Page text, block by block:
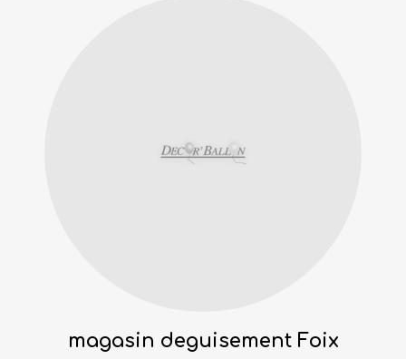
magasin deguisement Foix